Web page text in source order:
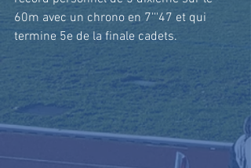
60m avec un chrono en 7'''47 et qui
termine 5e de la finale cadets.